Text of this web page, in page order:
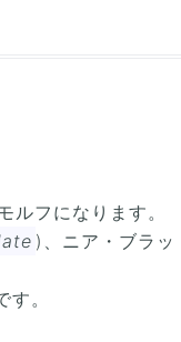
フになります。
)、ニア・ブラッ
。